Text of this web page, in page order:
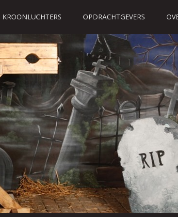
KROONLUCHTERS OPDRACHTGEVERS